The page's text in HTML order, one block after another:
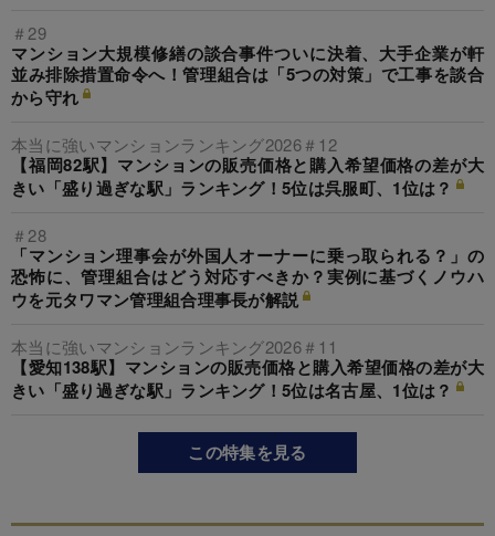
＃29
マンション大規模修繕の談合事件ついに決着、大手企業が軒
並み排除措置命令へ！管理組合は「5つの対策」で工事を談合
から守れ
本当に強いマンションランキング2026＃12
【福岡82駅】マンションの販売価格と購入希望価格の差が大
きい「盛り過ぎな駅」ランキング！5位は呉服町、1位は？
＃28
「マンション理事会が外国人オーナーに乗っ取られる？」の
恐怖に、管理組合はどう対応すべきか？実例に基づくノウハ
ウを元タワマン管理組合理事長が解説
本当に強いマンションランキング2026＃11
【愛知138駅】マンションの販売価格と購入希望価格の差が大
きい「盛り過ぎな駅」ランキング！5位は名古屋、1位は？
この特集を見る